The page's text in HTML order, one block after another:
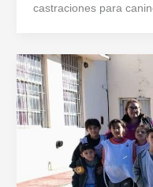
castraciones para